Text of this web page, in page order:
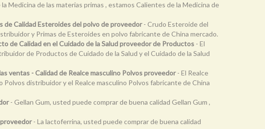
Medicina de las materias primas , estamos Calientes de la Medicina de
de Calidad Esteroides del polvo de proveedor- Crudo Esteroide del
y Primas de Esteroides en polvo fabricante de China mercado.
de Calidad en el Cuidado de la Salud proveedor de Productos - El
de Productos de Cuidado de la Salud y el Cuidado de la Salud
ventas - Calidad de Realce masculino Polvos proveedor- El Realce
distribuidor y el Realce masculino Polvos fabricante de China
- Gellan Gum, usted puede comprar de buena calidad Gellan Gum ,
- La lactoferrina, usted puede comprar de buena calidad